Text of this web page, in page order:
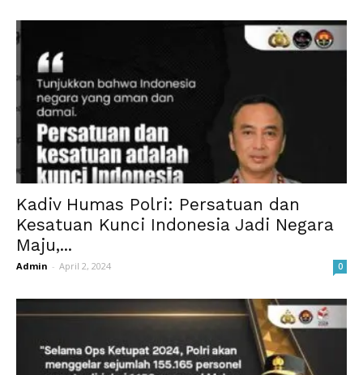
Kadiv Humas Polri: Persatuan dan
Kesatuan Kunci Indonesia Jadi Negara
Maju,...
Admin - April 2, 2024 0